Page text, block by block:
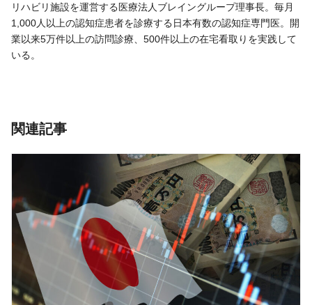
リハビリ施設を運営する医療法人ブレイングループ理事長。毎月
1,000人以上の認知症患者を診療する日本有数の認知症専門医。開
業以来5万件以上の訪問診療、500件以上の在宅看取りを実践して
いる。
関連記事